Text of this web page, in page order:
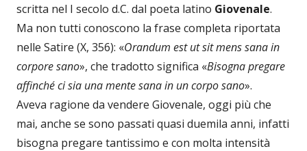
scritta nel I secolo d.C. dal poeta latino Giovenale.
Ma non tutti conoscono la frase completa riportata
nelle Satire (X, 356): «Orandum est ut sit mens sana in
corpore sano», che tradotto significa «Bisogna pregare
affinché ci sia una mente sana in un corpo sano».
Aveva ragione da vendere Giovenale, oggi più che
mai, anche se sono passati quasi duemila anni, infatti
bisogna pregare tantissimo e con molta intensità